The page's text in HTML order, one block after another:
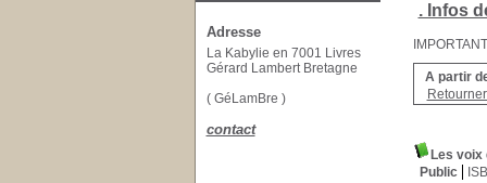
. Infos
A partir
Les voix
Public
Adresse
La Kabylie en 7001 Livres
Gérard Lambert Bretagne
( GéLamBre )
contact